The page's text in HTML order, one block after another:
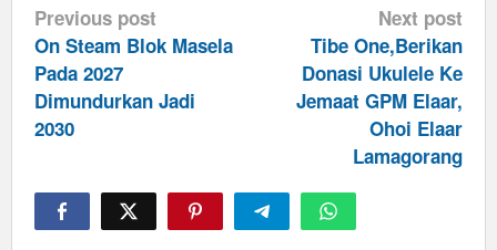
Post
navigation
Previous post
On Steam Blok Masela
Pada 2027
Dimundurkan Jadi
2030
Next post
Tibe One,Berikan
Donasi Ukulele Ke
Jemaat GPM Elaar,
Ohoi Elaar
Lamagorang